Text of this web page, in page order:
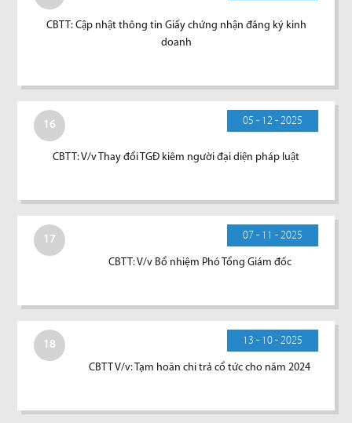
CBTT: Cập nhật thông tin Giấy chứng nhận đăng ký kinh
doanh
16 05 - 12 - 2025
CBTT: V/v Thay đổi TGĐ kiêm người đại diện pháp luật
17 07 - 11 - 2025
CBTT: V/v Bổ nhiệm Phó Tổng Giám đốc
18 13 - 10 - 2025
CBTT V/v: Tạm hoãn chi trả cổ tức cho năm 2024